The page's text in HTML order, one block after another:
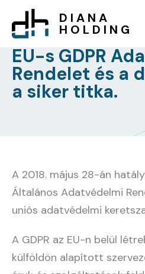
DIANA
HOLDING
EU-s GDPR
Rendelet és a
a siker titka.
A 2018. május 28-án
Általános Adatvédelmi
uniós adatvédelmi
A GDPR az EU-n belül
külföldön alapított